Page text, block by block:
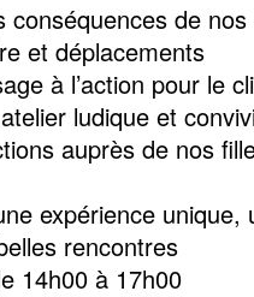
conséquences de
et déplacements
à l’action pour le
ludique et
auprès de nos
expérience unique,
rencontres
14h00 à 17h00